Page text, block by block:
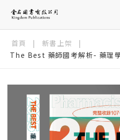
首頁 | 新書上架
|
The Best 藥師國考解析- 藥理